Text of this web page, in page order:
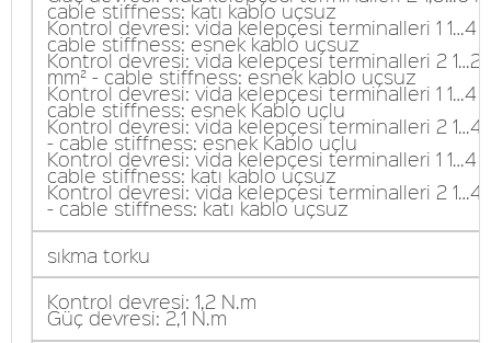
cable stiffness: katı kablo uçsuz
Kontrol devresi: vida kelepçesi terminalleri 1 1…4
cable stiffness: esnek kablo uçsuz
Kontrol devresi: vida kelepçesi terminalleri 2
mm² - cable stiffness: esnek kablo uçsuz
Kontrol devresi: vida kelepçesi terminalleri 1 1…4
cable stiffness: esnek Kablo uçlu
Kontrol devresi: vida kelepçesi terminalleri 2 1…4
- cable stiffness: esnek Kablo uçlu
Kontrol devresi: vida kelepçesi terminalleri 1 1…4
cable stiffness: katı kablo uçsuz
Kontrol devresi: vida kelepçesi terminalleri 2 1…4
- cable stiffness: katı kablo uçsuz
sıkma torku
Kontrol devresi: 1,2 N.m
Güç devresi: 2,1 N.m